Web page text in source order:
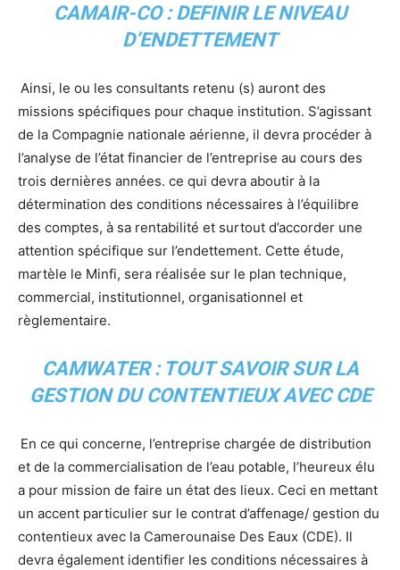
CAMAIR-CO : DEFINIR LE NIVEAU
D’ENDETTEMENT
Ainsi, le ou les consultants retenu (s) auront des
missions spécifiques pour chaque institution. S’agissant
de la Compagnie nationale aérienne, il devra procéder à
l’analyse de l’état financier de l’entreprise au cours des
trois dernières années. ce qui devra aboutir à la
détermination des conditions nécessaires à l’équilibre
des comptes, à sa rentabilité et surtout d’accorder une
attention spécifique sur l’endettement. Cette étude,
martèle le Minfi, sera réalisée sur le plan technique,
commercial, institutionnel, organisationnel et
règlementaire.
CAMWATER : TOUT SAVOIR SUR LA
GESTION DU CONTENTIEUX AVEC CDE
En ce qui concerne, l’entreprise chargée de distribution
et de la commercialisation de l’eau potable, l’heureux élu
a pour mission de faire un état des lieux. Ceci en mettant
un accent particulier sur le contrat d’affenage/ gestion du
contentieux avec la Camerounaise Des Eaux (CDE). Il
devra également identifier les conditions nécessaires à